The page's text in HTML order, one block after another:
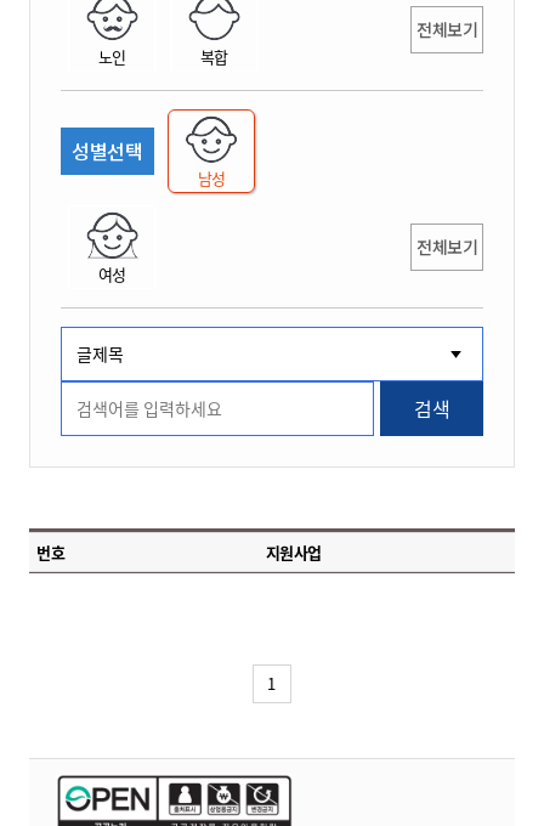
노인 복합
전체보기
성별선택
남성
여성
전체보기
검색
번호 지원사업
1